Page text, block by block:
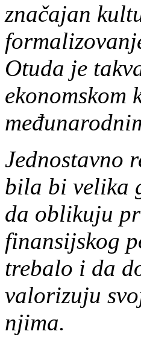
značajan
Otuda je
Jednostavno
bila bi velika
da oblikuju
finansijskog
trebalo i da
valorizuju
njima.